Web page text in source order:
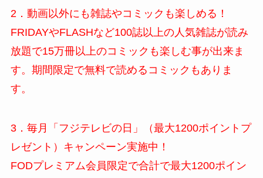
2．動画以外にも雑誌やコミックも楽しめる！
FRIDAYやFLASHなど100誌以上の人気雑誌が読み
放題で15万冊以上のコミックも楽しむ事が出来ま
す。期間限定で無料で読めるコミックもありま
す。
3．毎月「フジテレビの日」（最大1200ポイントプ
レゼント）キャンペーン実施中！
FODプレミアム会員限定で合計で最大1200ポイン